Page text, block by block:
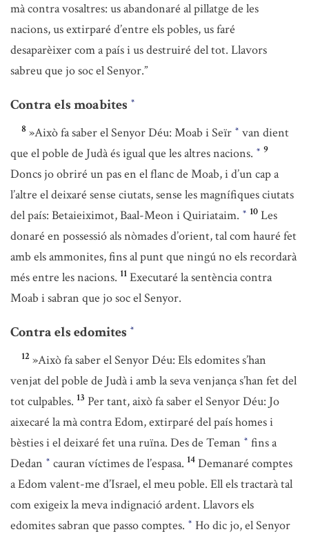
mà contra vosaltres: us abandonaré al pillatge de les
nacions, us extirparé d’entre els pobles, us faré
desaparèixer com a país i us destruiré del tot. Llavors
sabreu que jo soc el Senyor.”
Contra els moabites *
8 »Això fa saber el Senyor Déu: Moab i Seïr * van dient
que el poble de Judà és igual que les altres nacions. * 9
Doncs jo obriré un pas en el flanc de Moab, i d’un cap a
l’altre el deixaré sense ciutats, sense les magnífiques ciutats
del país: Betaieiximot, Baal-Meon i Quiriataim. * 10 Les
donaré en possessió als nòmades d’orient, tal com hauré fet
amb els ammonites, fins al punt que ningú no els recordarà
més entre les nacions. 11 Executaré la sentència contra
Moab i sabran que jo soc el Senyor.
Contra els edomites *
12 »Això fa saber el Senyor Déu: Els edomites s’han
venjat del poble de Judà i amb la seva venjança s’han fet del
tot culpables. 13 Per tant, això fa saber el Senyor Déu: Jo
aixecaré la mà contra Edom, extirparé del país homes i
bèsties i el deixaré fet una ruïna. Des de Teman * fins a
Dedan * cauran víctimes de l’espasa. 14 Demanaré comptes
a Edom valent-me d’Israel, el meu poble. Ell els tractarà tal
com exigeix la meva indignació ardent. Llavors els
edomites sabran que passo comptes. * Ho dic jo, el Senyor